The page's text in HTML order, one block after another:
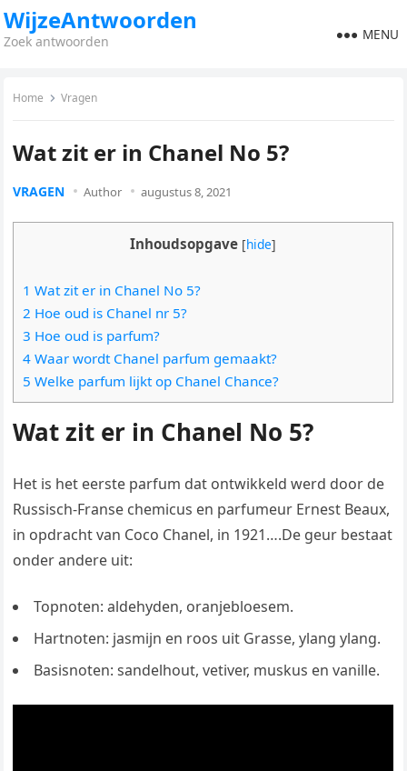
WijzeAntwoorden
Zoek antwoorden MENU
Home Vragen
Wat zit er in Chanel No 5?
VRAGEN Author augustus 8, 2021
Inhoudsopgave [hide]
1 Wat zit er in Chanel No 5?
2 Hoe oud is Chanel nr 5?
3 Hoe oud is parfum?
4 Waar wordt Chanel parfum gemaakt?
5 Welke parfum lijkt op Chanel Chance?
Wat zit er in Chanel No 5?
Het is het eerste parfum dat ontwikkeld werd door de
Russisch-Franse chemicus en parfumeur Ernest Beaux,
in opdracht van Coco Chanel, in 1921….De geur bestaat
onder andere uit:
Topnoten: aldehyden, oranjebloesem.
Hartnoten: jasmijn en roos uit Grasse, ylang ylang.
Basisnoten: sandelhout, vetiver, muskus en vanille.